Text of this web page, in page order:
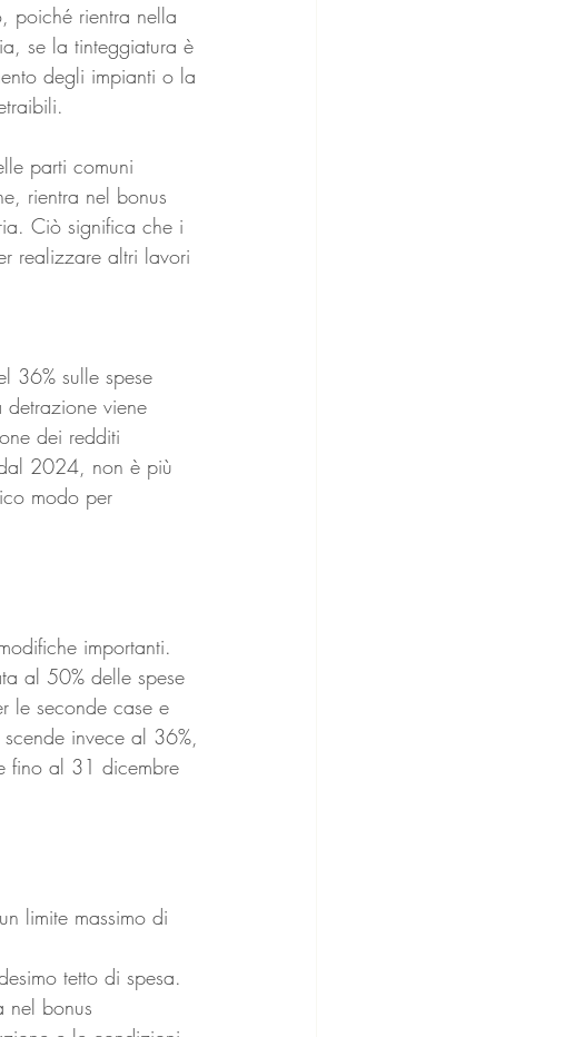
poiché rientra nella
se la tinteggiatura è
degli impianti o la
parti comuni
rientra nel bonus
Ciò significa che i
realizzare altri lavori
36% sulle spese
viene
dei redditi
2024, non è più
modo per
importanti.
al 50% delle spese
le seconde case e
invece al 36%,
fino al 31 dicembre
limite massimo di
tetto di spesa.
nel bonus